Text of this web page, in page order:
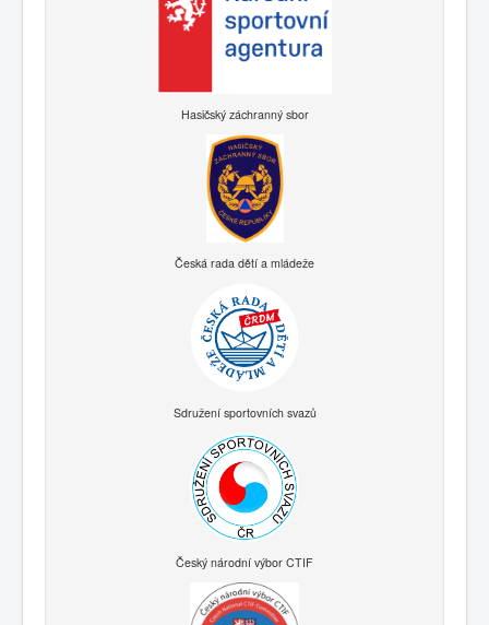
Hasičský záchranný sbor
Česká rada dětí a mládeže
Sdružení sportovních svazů
Český národní výbor CTIF